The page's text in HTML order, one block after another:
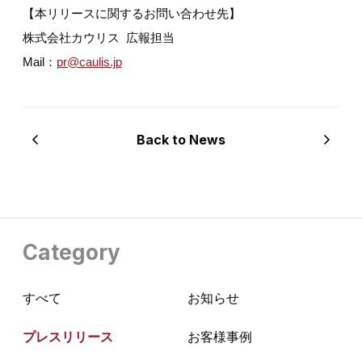
【本リリースに関するお問い合わせ先】
株式会社カウリス 広報担当
Mail： pr@caulis.jp
Back to News
Category
すべて お知らせ
プレスリリース お客様事例